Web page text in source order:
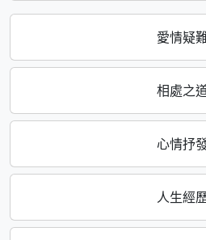
愛情疑
相處之
心情抒
人生經